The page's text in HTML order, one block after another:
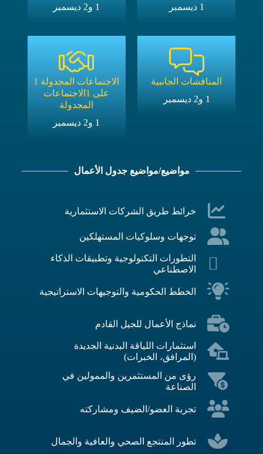
1 ديسمبر
1 و2 ديسمبر
المناقشات الجانبية
1 و2 ديسمبر
الاجتماعات المجدولة 1
على 1
الاجتماعات
المجدولة
1 و2 ديسمبر
مواضيع/مواضيع جدول الأعمال
خرائط طريق الشركات الاستثمارية
توجهات وسلوكيات المستهلكين
التطورات التكنولوجية وتطبيقات الذكاء
الاصطناعي
الخطط الحكومية والتوجيهات الاستراتيجية
نماذج الأعمال للجيل القادم
استثمارات اللياقة البدنية الجديدة
(المرافق، الخبرات)
رؤى من المستثمرين والممولين في
الصناعة
تجربة العضو/الضيف ومشاركته
تطور المنتجع الصحي والعافية والجمال